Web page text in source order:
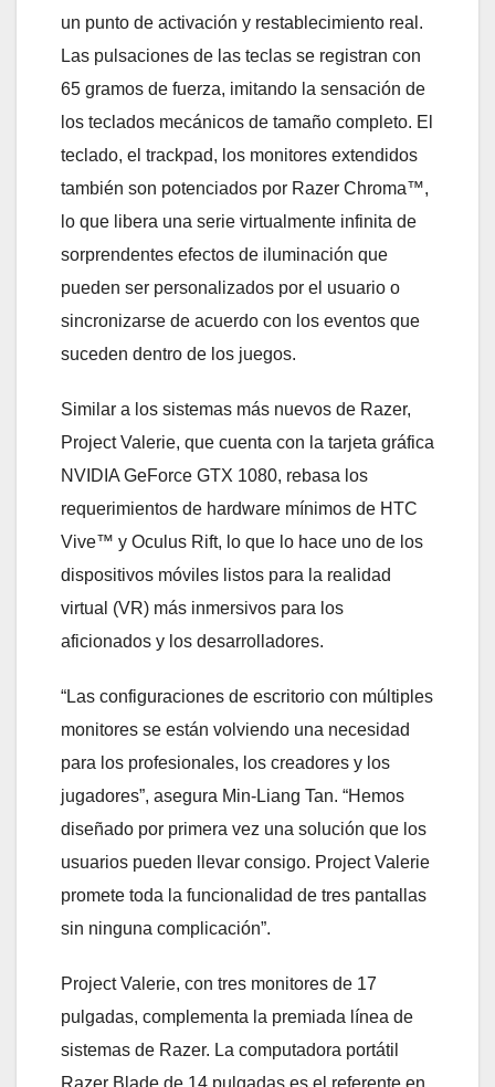
un punto de activación y restablecimiento real.
Las pulsaciones de las teclas se registran con
65 gramos de fuerza, imitando la sensación de
los teclados mecánicos de tamaño completo. El
teclado, el trackpad, los monitores extendidos
también son potenciados por Razer Chroma™,
lo que libera una serie virtualmente infinita de
sorprendentes efectos de iluminación que
pueden ser personalizados por el usuario o
sincronizarse de acuerdo con los eventos que
suceden dentro de los juegos.
Similar a los sistemas más nuevos de Razer,
Project Valerie, que cuenta con la tarjeta gráfica
NVIDIA GeForce GTX 1080, rebasa los
requerimientos de hardware mínimos de HTC
Vive™ y Oculus Rift, lo que lo hace uno de los
dispositivos móviles listos para la realidad
virtual (VR) más inmersivos para los
aficionados y los desarrolladores.
“Las configuraciones de escritorio con múltiples
monitores se están volviendo una necesidad
para los profesionales, los creadores y los
jugadores”, asegura Min-Liang Tan. “Hemos
diseñado por primera vez una solución que los
usuarios pueden llevar consigo. Project Valerie
promete toda la funcionalidad de tres pantallas
sin ninguna complicación”.
Project Valerie, con tres monitores de 17
pulgadas, complementa la premiada línea de
sistemas de Razer. La computadora portátil
Razer Blade de 14 pulgadas es el referente en